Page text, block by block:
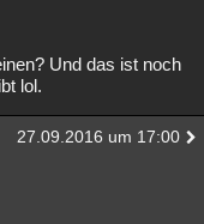
Und das ist noch
lol.
27.09.2016 um 17:00